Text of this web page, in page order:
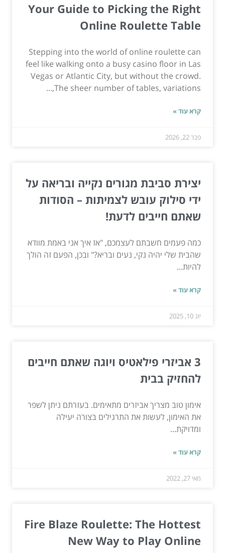
Your Guide to Picking the Right
Online Roulette Table
Stepping into the world of online roulette can
feel like walking onto a busy casino floor in Las
Vegas or Atlantic City, but without the crowd.
The sheer number of tables, variations,...
קרא עוד »
פבר 22, 2026
יצירת סביבת מגורים נקייה ובריאה על
ידי סילוק עובש לצמיתות – הסודות
שאתם חייבים לדעת!
כמה פעמים חשבתם לעצמכם, "אז איך אני באמת מוודא
שהבית שלי יהיה נקי, נעים ובריא?" ובכן, הפעם זה הולך
להיות...
קרא עוד »
יונ 10, 2025
3 אביזרי פילאטיס ויוגה שאתם חייבים
להחזיק בבית
אימון טוב מצריך אביזרים מתאימים. בעזרתם ניתן לשפר
את האימון, לעשות את התרגילים בצורה יעילה
ומדויקת...
קרא עוד »
מאי 27, 2022
Fire Blaze Roulette: The Hottest
New Way to Play Online